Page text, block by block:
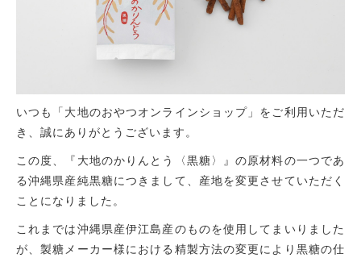
いつも「大地のおやつオンラインショップ」をご利用いただ
き、誠にありがとうございます。
この度、『大地のかりんとう〈黒糖〉』の原材料の一つであ
る沖縄県産純黒糖につきまして、産地を変更させていただく
ことになりました。
これまでは沖縄県産伊江島産のものを使用してまいりました
が、製糖メーカー様における精製方法の変更により黒糖の仕